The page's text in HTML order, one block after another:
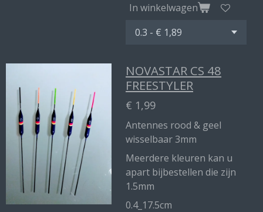
In winkelwagen
NOVASTAR CS 48
FREESTYLER
€ 1,99
Antennes rood & geel
wisselbaar 3mm
Meerdere kleuren kan u
apart bijbestellen die zijn
1.5mm
0.4_17.5cm